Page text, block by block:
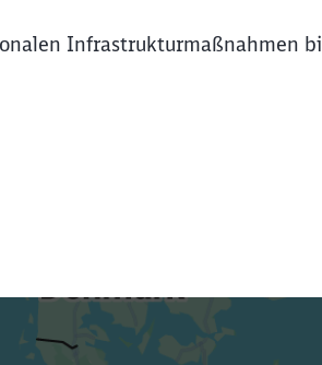
Infrastrukturmaßnahmen